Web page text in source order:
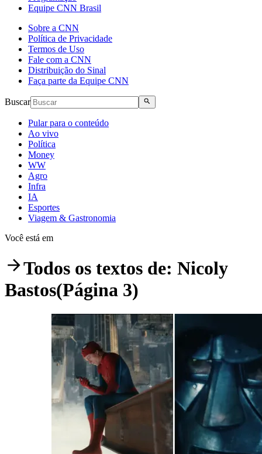
Equipe CNN Brasil
Sobre a CNN
Política de Privacidade
Termos de Uso
Fale com a CNN
Distribuição do Sinal
Faça parte da Equipe CNN
Buscar
Pular para o conteúdo
Ao vivo
Política
Money
WW
Agro
Infra
IA
Esportes
Viagem & Gastronomia
Você está em
Todos os textos de: Nicoly
Bastos(Página 3)